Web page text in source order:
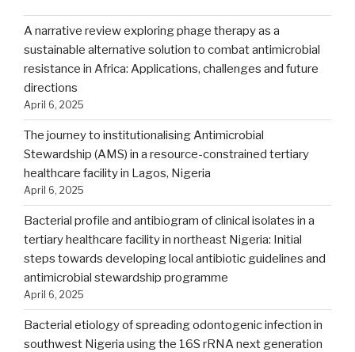
A narrative review exploring phage therapy as a
sustainable alternative solution to combat antimicrobial
resistance in Africa: Applications, challenges and future
directions
April 6, 2025
The journey to institutionalising Antimicrobial
Stewardship (AMS) in a resource-constrained tertiary
healthcare facility in Lagos, Nigeria
April 6, 2025
Bacterial profile and antibiogram of clinical isolates in a
tertiary healthcare facility in northeast Nigeria: Initial
steps towards developing local antibiotic guidelines and
antimicrobial stewardship programme
April 6, 2025
Bacterial etiology of spreading odontogenic infection in
southwest Nigeria using the 16S rRNA next generation